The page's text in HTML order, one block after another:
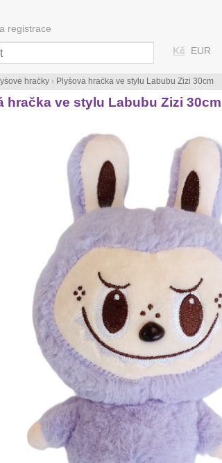
hračka ve stylu Labubu Zizi 30cm
hračky› Plyšová hračka ve stylu Labubu Zizi 30cm
Kč EUR
registrace